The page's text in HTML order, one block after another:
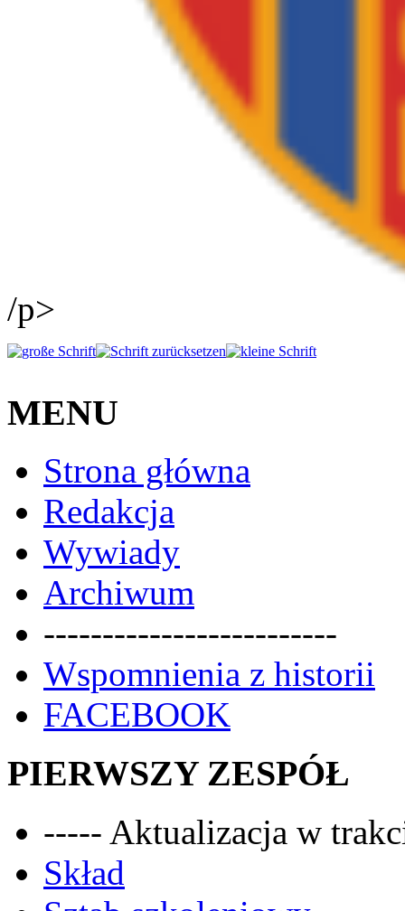
/p>
MENU
Strona główna
Redakcja
Wywiady
Archiwum
-------------------------
Wspomnienia z historii
FACEBOOK
PIERWSZY ZESPÓŁ
----- Aktualizacja w
Skład